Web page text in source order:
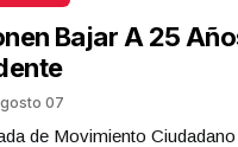
Bajar A 25
07
de Movimiento